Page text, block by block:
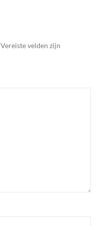
Vereiste velden zijn